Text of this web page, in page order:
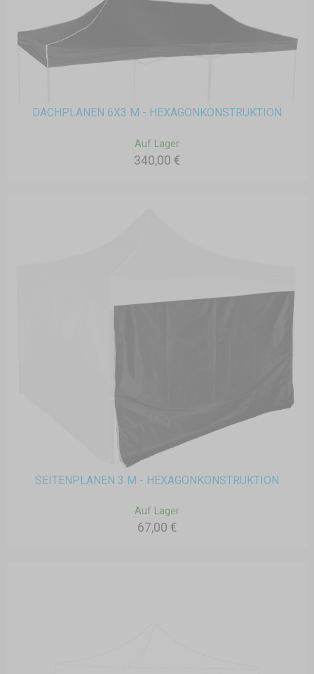
DACHPLANEN 6X3 M - HEXAGONKONSTRUKTION
Auf Lager
340,00 €
SEITENPLANEN 3 M - HEXAGONKONSTRUKTION
Auf Lager
67,00 €